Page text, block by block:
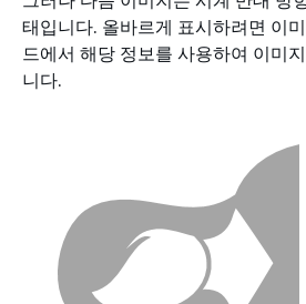
태입니다. 올바르게 표시하려면 이
드에서 해당 정보를 사용하여 이미
니다.